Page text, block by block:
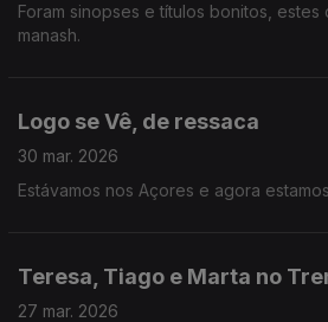
Foram sinopses e títulos bonitos, estes
manash.
Logo se Vê, de ressaca
30 mar. 2026
Estávamos nos Açores e agora
Teresa, Tiago e Marta no
27 mar. 2026